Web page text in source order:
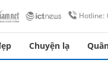
Hotline:
Chuyện lạ